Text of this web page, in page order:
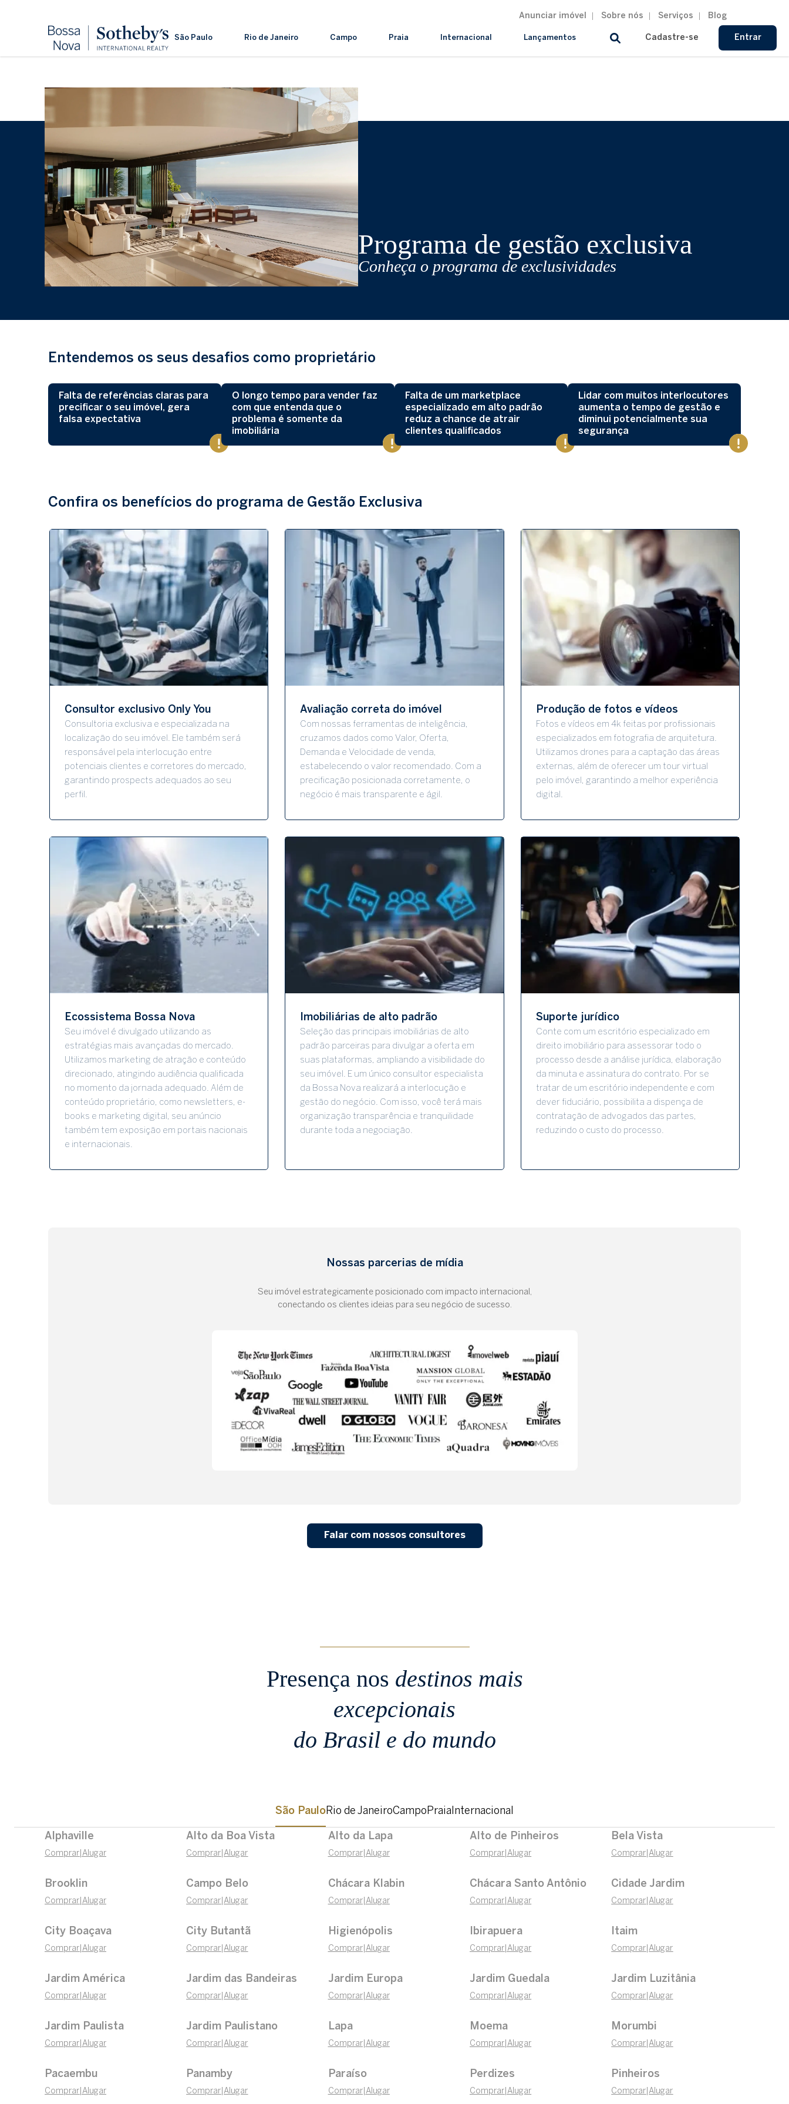
Anunciar imóvel Sobre nós Serviços Blog
São Paulo Rio de Janeiro Campo Praia Internacional Lançamentos Cadastre-se Entrar
Programa de gestão exclusiva
Conheça o programa de exclusividades
Entendemos os seus desafios como proprietário
Falta de referências claras para
precificar o seu imóvel, gera
falsa expectativa
O longo tempo para vender faz
com que entenda que o
problema é somente da
imobiliária
Falta de um marketplace
especializado em alto padrão
reduz a chance de atrair
clientes qualificados
Lidar com muitos interlocutores
aumenta o tempo de gestão e
diminui potencialmente sua
segurança
Confira os benefícios do programa de Gestão Exclusiva
Consultor exclusivo Only You
Consultoria exclusiva e especializada na
localização do seu imóvel. Ele também será
responsável pela interlocução entre
potenciais clientes e corretores do mercado,
garantindo prospects adequados ao seu
perfil.
Avaliação correta do imóvel
Com nossas ferramentas de inteligência,
cruzamos dados como Valor, Oferta,
Demanda e Velocidade de venda,
estabelecendo o valor recomendado. Com a
precificação posicionada corretamente, o
negócio é mais transparente e ágil.
Produção de fotos e vídeos
Fotos e vídeos em 4k feitas por profissionais
especializados em fotografia de arquitetura.
Utilizamos drones para a captação das áreas
externas, além de oferecer um tour virtual
pelo imóvel, garantindo a melhor experiência
digital.
Ecossistema Bossa Nova
Seu imóvel é divulgado utilizando as
estratégias mais avançadas do mercado.
Utilizamos marketing de atração e conteúdo
direcionado, atingindo audiência qualificada
no momento da jornada adequado. Além de
conteúdo proprietário, como newsletters, e-
books e marketing digital, seu anúncio
também tem exposição em portais nacionais
e internacionais.
Imobiliárias de alto padrão
Seleção das principais imobiliárias de alto
padrão parceiras para divulgar a oferta em
suas plataformas, ampliando a visibilidade do
seu imóvel. E um único consultor especialista
da Bossa Nova realizará a interlocução e
gestão do negócio. Com isso, você terá mais
organização transparência e tranquilidade
durante toda a negociação.
Suporte jurídico
Conte com um escritório especializado em
direito imobiliário para assessorar todo o
processo desde a análise jurídica, elaboração
da minuta e assinatura do contrato. Por se
tratar de um escritório independente e com
dever fiduciário, possibilita a dispença de
contratação de advogados das partes,
reduzindo o custo do processo.
Nossas parcerias de mídia
Seu imóvel estrategicamente posicionado com impacto internacional,
conectando os clientes ideias para seu negócio de sucesso.
Falar com nossos consultores
Presença nos destinos mais
excepcionais
do Brasil e do mundo
São PauloRio de JaneiroCampo Praia Internacional
Alphaville
Comprar Alugar
Alto da Boa Vista
Comprar |Alugar
Alto da Lapa
Comprar| Alugar
Alto de Pinheiros
Comprar |Alugar
Bela Vista
Comprar |Alugar
Brooklin
Comprar Alugar
Campo Belo
Comprar |Alugar
Chácara Klabin
Comprar| Alugar
Chácara Santo Antônio
Comprar |Alugar
Cidade Jardim
Comprar |Alugar
City Boaçava
Comprar Alugar
City Butantã
Comprar |Alugar
Higienópolis
Comprar| Alugar
Ibirapuera
Comprar |Alugar
Itaim
Comprar |Alugar
Jardim América
Comprar Alugar
Jardim das Bandeiras
Comprar |Alugar
Jardim Europa
Comprar| Alugar
Jardim Guedala
Comprar |Alugar
Jardim Luzitânia
Comprar |Alugar
Jardim Paulista
Comprar Alugar
Jardim Paulistano
Comprar |Alugar
Lapa
Comprar| Alugar
Moema
Comprar |Alugar
Morumbi
Comprar |Alugar
Pacaembu
Comprar Alugar
Panamby
Comprar |Alugar
Paraíso
Comprar| Alugar
Perdizes
Comprar |Alugar
Pinheiros
Comprar |Alugar